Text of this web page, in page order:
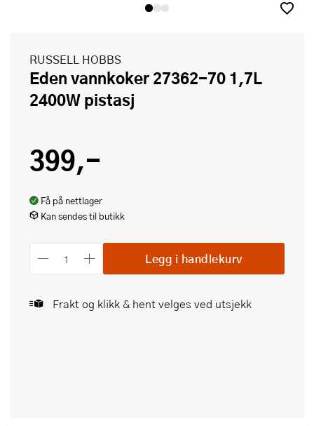
RUSSELL HOBBS
Eden vannkoker 27362-70 1,7L
2400W pistasj
399,-
Få på nettlager
Kan sendes til butikk
Legg i handlekurv
Frakt og klikk & hent velges ved utsjekk